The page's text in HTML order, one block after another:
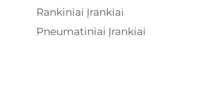
Rankiniai Įrankiai
Pneumatiniai Įrankiai